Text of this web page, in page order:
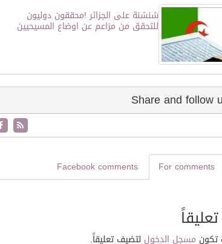
شنشنة على الجزائر !محققون دوليون
للتحقق من مزاعم عن اوضاع المسيحيين
For comments
Facebook comments
تكون مسجل الدخول لتضيف تعليقاً.